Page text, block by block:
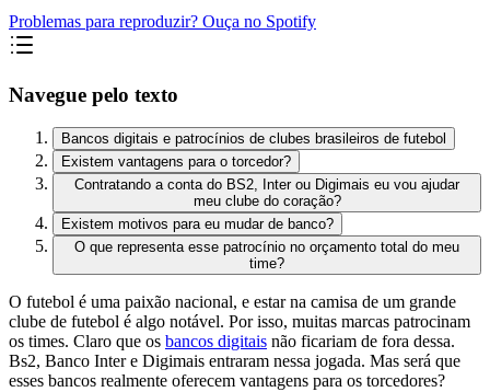
Problemas para reproduzir? Ouça no Spotify
Navegue pelo texto
Bancos digitais e patrocínios de clubes brasileiros de futebol
Existem vantagens para o torcedor?
Contratando a conta do BS2, Inter ou Digimais eu vou ajudar
meu clube do coração?
Existem motivos para eu mudar de banco?
O que representa esse patrocínio no orçamento total do meu
time?
O futebol é uma paixão nacional, e estar na camisa de um grande
clube de futebol é algo notável. Por isso, muitas marcas patrocinam
os times. Claro que os bancos digitais não ficariam de fora dessa.
Bs2, Banco Inter e Digimais entraram nessa jogada. Mas será que
esses bancos realmente oferecem vantagens para os torcedores?